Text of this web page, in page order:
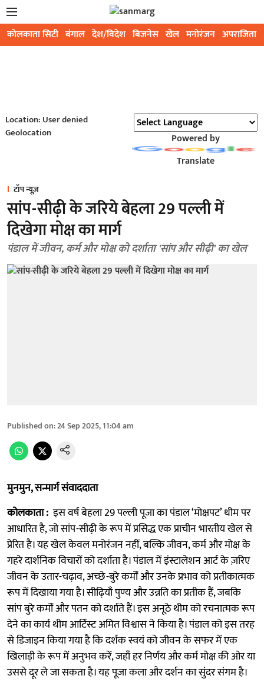
कोलकाता सिटी बंगाल देश/विदेश बिजनेस खेल मनोरंजन अपराजिता
Location: User denied
Geolocation
Powered by
Translate
टॉप न्यूज़
सांप-सीढ़ी के जरिये बेहला 29 पल्ली में
दिखेगा मोक्ष का मार्ग
पंडाल में जीवन, कर्म और मोक्ष को दर्शाता 'सांप और सीढ़ी' का खेल
Published on:24 Sep 2025, 11:04 am
मुनमुन, सन्मार्ग संवाददाता
कोलकाता : इस वर्ष बेहला 29 पल्ली पूजा का पंडाल ‘मोक्षपट’ थीम पर
आधारित है, जो सांप-सीढ़ी के रूप में प्रसिद्ध एक प्राचीन भारतीय खेल से
प्रेरित है। यह खेल केवल मनोरंजन नहीं, बल्कि जीवन, कर्म और मोक्ष के
गहरे दार्शनिक विचारों को दर्शाता है। पंडाल में इंस्टालेशन आर्ट के ज़रिए
जीवन के उतार-चढ़ाव, अच्छे-बुरे कर्मों और उनके प्रभाव को प्रतीकात्मक
रूप में दिखाया गया है। सीढ़ियाँ पुण्य और उन्नति का प्रतीक हैं, जबकि
सांप बुरे कर्मों और पतन को दर्शाते हैं। इस अनूठे थीम को रचनात्मक रूप
देने का कार्य थीम आर्टिस्ट अमित विश्वास ने किया है। पंडाल को इस तरह
से डिजाइन किया गया है कि दर्शक स्वयं को जीवन के सफर में एक
खिलाड़ी के रूप में अनुभव करें, जहाँ हर निर्णय और कर्म मोक्ष की ओर या
उससे दूर ले जा सकता है। यह पूजा कला और दर्शन का सुंदर संगम है।